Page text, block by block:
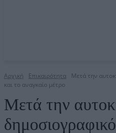
Αρχική Επικαιρότητα
Μετά την
και το αναγκαίο μέτρο
Μετά την